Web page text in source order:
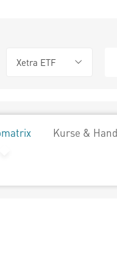
Xetra ETF
Kurse &